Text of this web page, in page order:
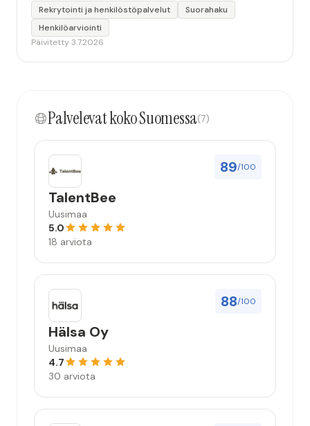
Mukava kokemus ja Aleksin kanssa oli rento ja hyvä
keskustella. Kiitos. ”
Rekrytointi ja henkilöstöpalvelut
Suorahaku
Henkilöarviointi
Päivitetty 3.7.2026
Palvelevat koko Suomessa(7)
89/100
TalentBee
Uusimaa
5.0
18 arviota
88/100
Hälsa Oy
Uusimaa
4.7
30 arviota